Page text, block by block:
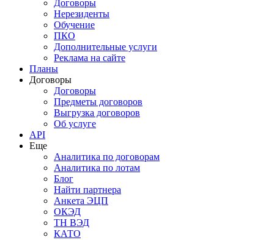
Договоры
Нерезиденты
Обучение
ПКО
Дополнительные услуги
Реклама на сайте
Планы
Договоры
Договоры
Предметы договоров
Выгрузка договоров
Об услуге
API
Еще
Аналитика по договорам
Аналитика по лотам
Блог
Найти партнера
Анкета ЭЦП
ОКЭД
ТН ВЭД
КАТО